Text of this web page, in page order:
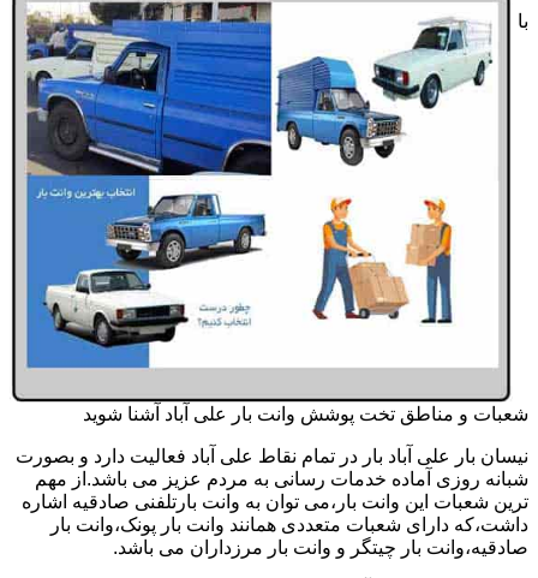
با
شعبات و مناطق تخت پوشش وانت بار علی آباد آشنا شوید
نیسان بار علی آباد بار در تمام نقاط علی آباد فعالیت دارد و بصورت
شبانه روزی آماده خدمات رسانی به مردم عزیز می باشد.از مهم
ترین شعبات این وانت بار،می توان به وانت بارتلفنی صادقیه اشاره
داشت،که دارای شعبات متعددی همانند وانت بار پونک،وانت بار
صادقیه،وانت بار چیتگر و وانت بار مرزداران می باشد.